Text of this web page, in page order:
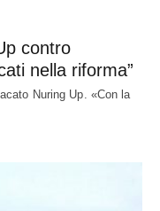
contro
nella riforma”
Nuring Up. «Con la